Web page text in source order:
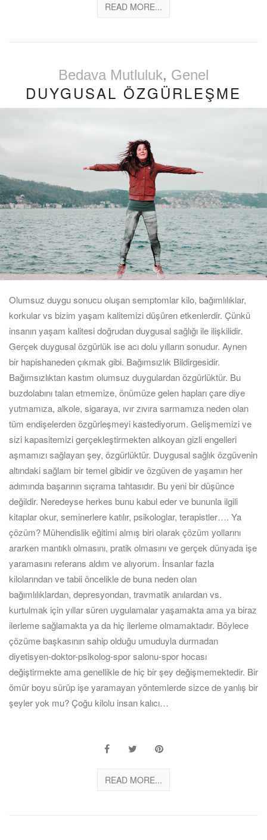
READ MORE...
Bedava Mutluluk, Genel
DUYGUSAL ÖZGÜRLEŞME
Olumsuz duygu sonucu oluşan semptomlar kilo, bağımlılıklar,
korkular vs bizim yaşam kalitemizi düşüren etkenlerdir. Çünkü
insanın yaşam kalitesi doğrudan duygusal sağlığı ile ilişkilidir.
Gerçek duygusal özgürlük ise acı dolu yılların sonudur. Aynen
bir hapishaneden çıkmak gibi. Bağımsızlık Bildirgesidir.
Bağımsızlıktan kastım olumsuz duygulardan özgürlüktür. Bu
buzdolabını talan etmemize, önümüze gelen hapları çare diye
yutmamıza, alkole, sigaraya, ıvır zıvıra sarmamıza neden olan
tüm endişelerden özgürleşmeyi kastediyorum. Gelişmemizi ve
sizi kapasitemizi gerçekleştirmekten alıkoyan gizli engelleri
aşmamızı sağlayan şey, özgürlüktür. Duygusal sağlık özgüvenin
altındaki sağlam bir temel gibidir ve özgüven de yaşamın her
adımında başarının sıçrama tahtasıdır. Bu yeni bir düşünce
değildir. Neredeyse herkes bunu kabul eder ve bununla ilgili
kitaplar okur, seminerlere katılır, psikologlar, terapistler…. Ya
çözüm? Mühendislik eğitimi almış biri olarak çözüm yollarını
ararken mantıklı olmasını, pratik olmasını ve gerçek dünyada işe
yaramasını referans aldım ve alıyorum. İnsanlar fazla
kilolarından ve tabii öncelikle de buna neden olan
bağımlılıklardan, depresyondan, travmatik anılardan vs.
kurtulmak için yıllar süren uygulamalar yaşamakta ama ya biraz
ilerleme sağlamakta ya da hiç ilerleme olmamaktadır. Böylece
çözüme başkasının sahip olduğu umuduyla durmadan
diyetisyen-doktor-psikolog-spor salonu-spor hocası
değiştirmekte ama genellikle de hiç bir şey değişmemektedir. Bir
ömür boyu sürüp işe yaramayan yöntemlerde sizce de yanlış bir
şeyler yok mu? Çoğu kilolu insan kalıcı…
READ MORE...